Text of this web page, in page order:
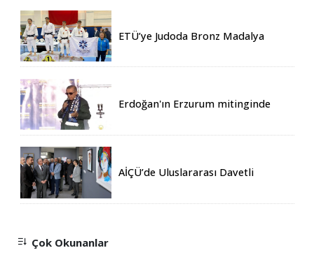
ETÜ’ye Judoda Bronz Madalya
Erdoğan'ın Erzurum mitinginde
AİÇÜ’de Uluslararası Davetli
Çok Okunanlar